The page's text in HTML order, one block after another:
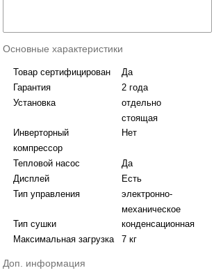
Основные характеристики
Товар сертифицирован
Да
Гарантия
2 года
Установка
отдельно
стоящая
Инверторный
компрессор
Нет
Тепловой насос
Да
Дисплей
Есть
Тип управления
электронно-
механическое
Тип сушки
конденсационная
Максимальная загрузка
7 кг
Доп. информация